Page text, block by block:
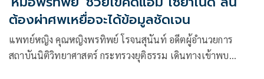
ต้องผ่าศพเหยื่อจะได้ข้อมูลชัดเจน
แพทย์หญิง คุณหญิงพรทิพย์ โรจนสุนันท์ อดีตผู้อำนวยการ
สถาบันนิติวิทยาศาสตร์ กระทรวงยุติธรรม เดินทางเข้าพบ